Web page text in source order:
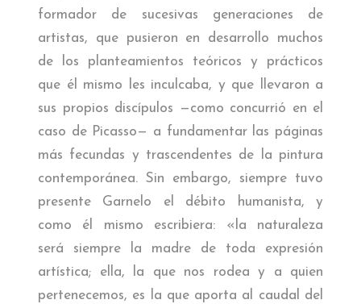
formador de sucesivas generaciones de
artistas, que pusieron en desarrollo muchos
de los planteamientos teóricos y prácticos
que él mismo les inculcaba, y que llevaron a
sus propios discípulos —como concurrió en el
caso de Picasso— a fundamentar las páginas
más fecundas y trascendentes de la pintura
contemporánea. Sin embargo, siempre tuvo
presente Garnelo el débito humanista, y
como él mismo escribiera: «la naturaleza
será siempre la madre de toda expresión
artística; ella, la que nos rodea y a quien
pertenecemos, es la que aporta al caudal del